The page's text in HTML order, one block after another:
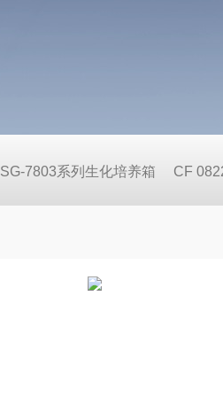
SG-7803系列生化培养箱 CF